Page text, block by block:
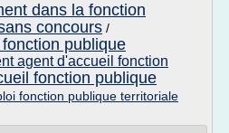
dans la fonction
concours /
publique
agent d'accueil fonction
fonction publique
fonction publique territoriale